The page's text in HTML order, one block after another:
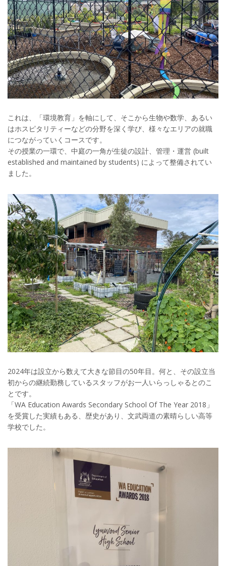
これは、「環境教育」を軸にして、そこから生物や数学、あるい
はホスピタリティーなどの分野を深く学び、様々なエリアの就職
につながっていくコースです。
その授業の一環で、中庭の一角が生徒の設計、管理・運営 (built
established and maintained by students) によって整備されてい
ました。
2024年は設立から数えて大きな節目の50年目。何と、その設立当
初からの継続勤務しているスタッフがお一人いらっしゃるとのこ
とです。
「WA Education Awards Secondary School Of The Year 2018」
を受賞した実績もある、歴史があり、文武両道の素晴らしい高等
学校でした。